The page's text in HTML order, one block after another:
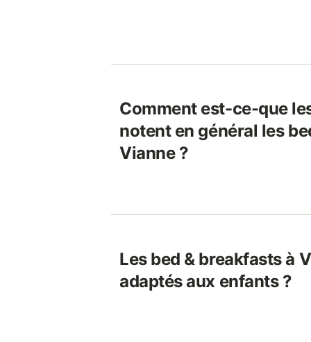
Comment est-ce-que
notent en général les
Vianne ?
Les bed & breakfasts à
adaptés aux enfants ?